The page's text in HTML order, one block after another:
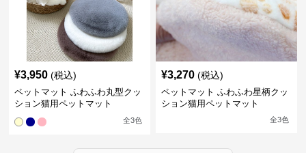
¥3,950 (税込)
ペットマット ふわふわ丸型クッ
ション猫用ペットマット
全3色
¥3,270 (税込)
ペットマット ふわふわ星柄クッ
ション猫用ペットマット
全3色